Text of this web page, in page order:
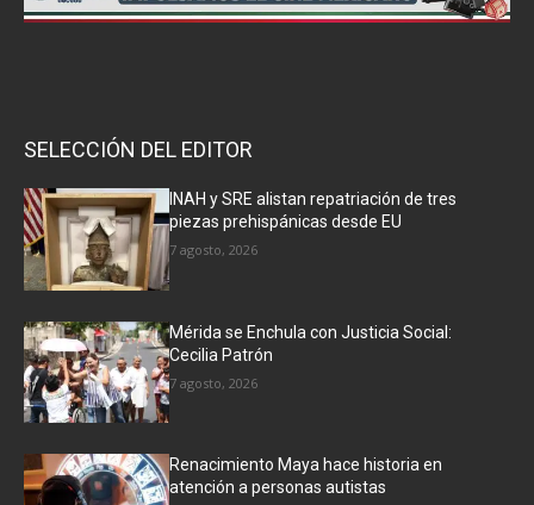
SELECCIÓN DEL EDITOR
INAH y SRE alistan repatriación de tres
piezas prehispánicas desde EU
7 agosto, 2026
Mérida se Enchula con Justicia Social:
Cecilia Patrón
7 agosto, 2026
Renacimiento Maya hace historia en
atención a personas autistas